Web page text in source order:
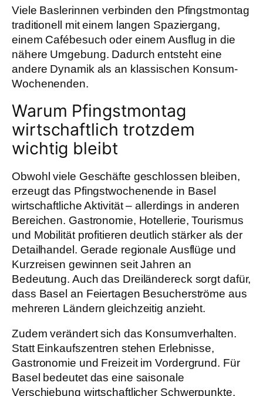
Viele Baslerinnen verbinden den Pfingstmontag
traditionell mit einem langen Spaziergang,
einem Cafébesuch oder einem Ausflug in die
nähere Umgebung. Dadurch entsteht eine
andere Dynamik als an klassischen Konsum-
Wochenenden.
Warum Pfingstmontag
wirtschaftlich trotzdem
wichtig bleibt
Obwohl viele Geschäfte geschlossen bleiben,
erzeugt das Pfingstwochenende in Basel
wirtschaftliche Aktivität – allerdings in anderen
Bereichen. Gastronomie, Hotellerie, Tourismus
und Mobilität profitieren deutlich stärker als der
Detailhandel. Gerade regionale Ausflüge und
Kurzreisen gewinnen seit Jahren an
Bedeutung. Auch das Dreiländereck sorgt dafür,
dass Basel an Feiertagen Besucherströme aus
mehreren Ländern gleichzeitig anzieht.
Zudem verändert sich das Konsumverhalten.
Statt Einkaufszentren stehen Erlebnisse,
Gastronomie und Freizeit im Vordergrund. Für
Basel bedeutet das eine saisonale
Verschiebung wirtschaftlicher Schwerpunkte.